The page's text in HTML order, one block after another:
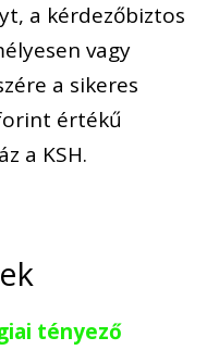
a kérdezőbiztos
vagy
a sikeres
értékű
a KSH.
tényező